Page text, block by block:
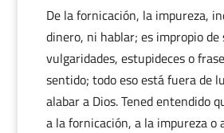
De la fornicación, la impureza,
dinero, ni hablar; es impropio de
vulgaridades, estupideces o
sentido; todo eso está fuera de
alabar a Dios. Tened entendido
a la fornicación, a la impureza o